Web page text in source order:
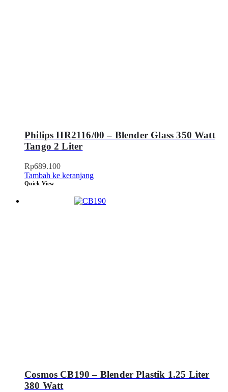
Philips HR2116/00 – Blender Glass 350 Watt
Tango 2 Liter
Rp689.100
Tambah ke keranjang
Quick View
Cosmos CB190 – Blender Plastik 1.25 Liter
380 Watt